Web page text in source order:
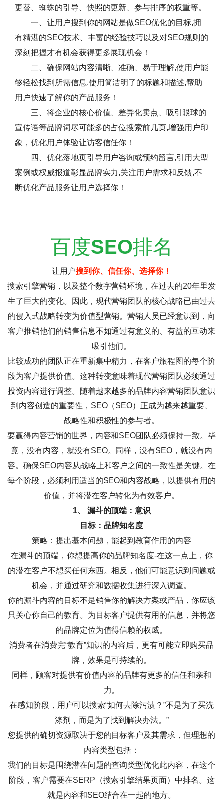
更替、蜘蛛的引导、快照的更新、参与排序的权重等。
一、让用户搜到你的网站是做SEO优化的目标,拥
有精湛的SEO技术、丰富的经验技巧以及对SEO规则的
深刻把握才有机会获得更多展现机会！
二、确保网站内容清晰、准确、易于理解,使用户能
够轻松找到所需信息.使用简洁明了的标题和描述,帮助
用户快速了解你的产品服务！
三、将企业的核心价值、差异化卖点、吸引眼球的
宣传语等品牌词尽可能多的占位搜索前几页,增强用户印
象，优化用户体验让访客信任你！
四、优化落地页引导用户咨询或预约留言,引用大型
案例或权威报道彰显品牌实力,关注用户需求和反馈,不
断优化产品服务让用户选择你！
百度SEO排名
让用户搜到你、信任你、选择你！
搜索引擎营销，以及整个数字营销环境，在过去的20年里发
生了巨大的变化。因此，现代营销团队的核心战略已由过去
的侵入式战略转变为价值型营销。营销人员已经意识到，向
客户推销他们的销售信息不如通过有意义的、有益的互动来
吸引他们。
比较成功的团队正在重新集中精力，在客户旅程图的每个阶
段为客户提供价值。这种转变意味着现代营销团队必须通过
投资内容进行调整。随着越来越多的品牌内容营销团队意识
到内容创造的重要性，SEO（SEO）正成为越来越重要、
战略性和积极性的参与者。
要赢得内容营销的世界，内容和SEO团队必须保持一致。毕
竟，没有内容，就没有SEO。同样，没有SEO，就没有内
容。确保SEO内容从战略上和客户之间的一致性是关键。在
每个阶段，必须利用适当的SEO和内容战略，以提供有用的
价值，并将潜在客户转化为有效客户。
1、 漏斗的顶端：意识
目标：品牌知名度
策略：提出基本问题，能起到教育作用的内容
在漏斗的顶端，你想提高你的品牌知名度-在这一点上，你
的潜在客户不想买任何东西。相反，他们可能意识到问题或
机会，并通过研究和数据收集进行深入调查。
你的漏斗内容的目标不是销售你的解决方案或产品，你应该
只关心你自己的教育。为目标客户提供有用的信息，并将您
的品牌定位为值得信赖的权威。
消费者在消费完“教育”知识的内容后，更有可能立即购买品
牌，效果是可持续的。
同样，顾客对提供有价值内容的品牌有更多的信任和亲和
力。
在感知阶段，用户可以搜索“如何去除污渍？”不是为了买洗
涤剂，而是为了找到解决办法。”
您提供的确切资源取决于您的目标客户及其需求，但理想的
内容类型包括：
我们的目标是围绕潜在问题的查询类型优化此内容，在这个
阶段，客户需要在SERP（搜索引擎结果页面）中排名。这
就是内容和SEO结合在一起的地方。